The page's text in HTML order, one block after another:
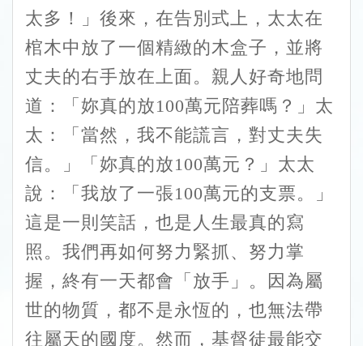
太多！」後來，在告別式上，太太在
棺木中放了一個精緻的木盒子，並將
丈夫的右手放在上面。親人好奇地問
道：「妳真的放100萬元陪葬嗎？」太
太：「當然，我不能謊言，對丈夫失
信。」「妳真的放100萬元？」太太
說：「我放了一張100萬元的支票。」
這是一則笑話，也是人生最真的寫
照。我們再如何努力緊抓、努力掌
握，終有一天都會「放手」。因為屬
世的物質，都不是永恆的，也無法帶
往屬天的國度。然而，基督徒最能交